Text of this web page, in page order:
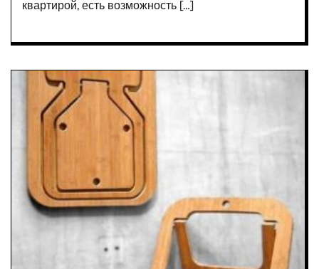
квартирой, есть возможность […]